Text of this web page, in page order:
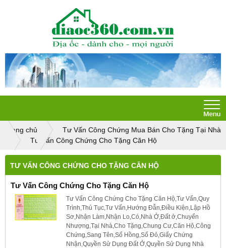
Trang chủ
Tư Vấn Công Chứng Mua Bán Cho Tặng Tại Nhà
Tư Vấn Công Chứng Cho Tặng Căn Hộ
TƯ VẤN CÔNG CHỨNG CHO TẶNG CĂN HỘ
Tư Vấn Công Chứng Cho Tặng Căn Hộ
Tư Vấn Công Chứng Cho Tặng Căn Hộ,Tư Vấn,Quy
Trình,Thủ Tục,Tư Vấn,Hướng Đẫn,Điều Kiện,Lập Hồ
Sơ,Nhận Làm,Nhận Lo,Có,Nhà Ở,Đất ở,Chuyển
Nhượng,Tại Nhà,Cho Tặng,Chung Cư,Căn Hộ,Công
Chứng,Sang Tên,Sổ Hồng,Sổ Đỏ,Giấy Chứng
Nhận,Quyền Sử Dụng Đất Ở,Quyền Sử Dụng Nhà